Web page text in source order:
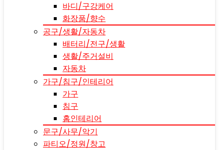
바디/구강케어
화장품/향수
공구/생활/자동차
배터리/전구/생활
생활/주거설비
자동차
가구/침구/인테리어
가구
침구
홈인테리어
문구/사무/악기
파티오/정원/창고